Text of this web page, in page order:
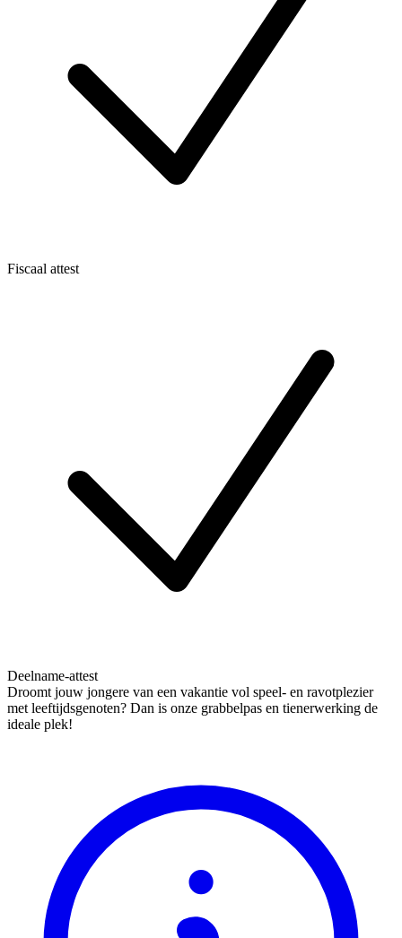
Fiscaal attest
Deelname-attest
Droomt jouw jongere van een vakantie vol speel- en ravotplezier
met leeftijdsgenoten? Dan is onze grabbelpas en tienerwerking de
ideale plek!